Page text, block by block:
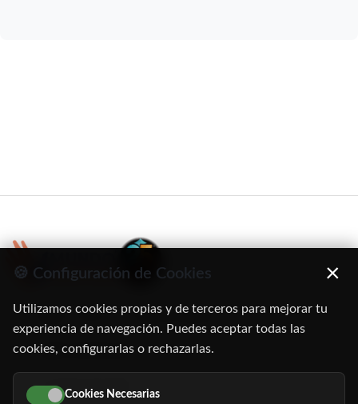
C/ Oruro, 11. 28016 Madrid
91 345 06 26
616 113 103
🍪 Configuración de Cookies ×
Utilizamos cookies propias y de terceros para mejorar tu
experiencia de navegación. Puedes aceptar todas las
cookies, configurarlas o rechazarlas.
Cookies Necesarias